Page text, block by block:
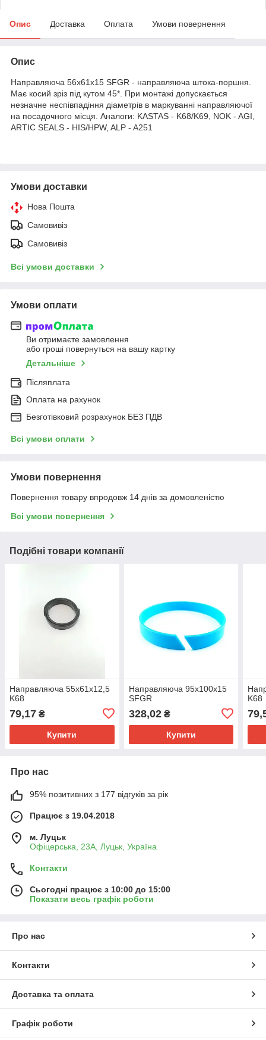
Опис Доставка Оплата Умови повернення
Опис
Направляюча 56х61х15 SFGR - направляюча штока-поршня.
Має косий зріз під кутом 45*. При монтажі допускається
незначне неспівпадіння діаметрів в маркуванні направляючої
на посадочного місця. Аналоги: KASTAS - K68/K69, NOK - AGI,
ARTIC SEALS - HIS/HPW, ALP - A251
Умови доставки
Нова Пошта
Самовивіз
Самовивіз
Всі умови доставки
Умови оплати
Ви отримаєте замовлення
або гроші повернуться на вашу картку
Детальніше
Післяплата
Оплата на рахунок
Безготівковий розрахунок БЕЗ ПДВ
Всі умови оплати
Умови повернення
Повернення товару впродовж 14 днів за домовленістю
Всі умови повернення
Подібні товари компанії
Направляюча 55х61х12,5
K68
79,17 ₴
Купити
Направляюча 95х100х15
SFGR
328,02₴
Купити
K68
Про нас
95% позитивних з 177 відгуків за рік
Працює з 19.04.2018
м. Луцьк
Офіцерська, 23А, Луцьк, Україна
Контакти
Сьогодні працює з 10:00 до 15:00
Показати весь графік роботи
Про нас
Контакти
Доставка та оплата
Графік роботи